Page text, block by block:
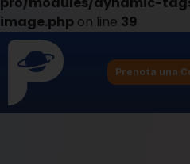
image.php on line 39
Prenota una